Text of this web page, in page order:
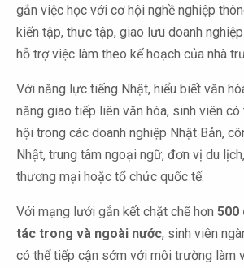
gắn việc học với cơ hội nghề nghiệp
kiến tập, thực tập, giao lưu doanh
hỗ trợ việc làm theo kế hoạch của nhà
Với năng lực tiếng Nhật, hiểu biết văn
năng giao tiếp liên văn hóa, sinh viên
hội trong các doanh nghiệp Nhật Bản,
Nhật, trung tâm ngoại ngữ, đơn vị du
thương mại hoặc tổ chức quốc tế.
Với mạng lưới gắn kết chặt chẽ hơn 500
tác trong và ngoài nước, sinh viên
có thể tiếp cận sớm với môi trường làm